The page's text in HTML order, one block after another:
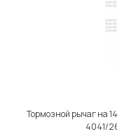
Тормозной рычаг на
4041/